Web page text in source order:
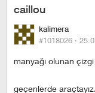
caillou
kalimera
#1018026 ·
manyağı olunan
geçenlerde